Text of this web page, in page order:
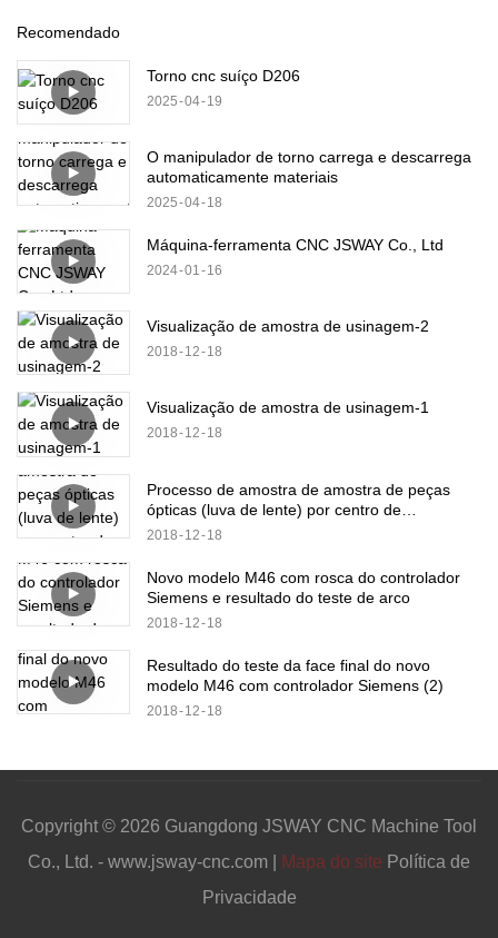
Recomendado
Torno cnc suíço D206
2025 04 19
O manipulador de torno carrega e descarrega
automaticamente materiais
2025 04 18
Máquina-ferramenta CNC JSWAY Co., Ltd
2024 01 16
Visualização de amostra de usinagem-2
2018 12 18
Visualização de amostra de usinagem-1
2018 12 18
Processo de amostra de amostra de peças
ópticas (luva de lente) por centro de
torneamento de metal B8D
2018 12 18
Novo modelo M46 com rosca do controlador
Siemens e resultado do teste de arco
2018 12 18
Resultado do teste da face final do novo
modelo M46 com controlador Siemens (2)
2018 12 18
Copyright © 2026 Guangdong JSWAY CNC Machine Tool
Co., Ltd. - www.jsway-cnc.com |
Mapa do site Política de
Privacidade